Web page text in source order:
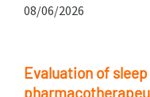
08/06/2026
Evaluation of